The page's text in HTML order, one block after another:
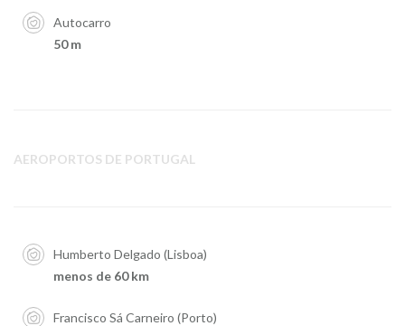
Autocarro
50 m
AEROPORTOS DE PORTUGAL
Humberto Delgado (Lisboa)
menos de 60 km
Francisco Sá Carneiro (Porto)